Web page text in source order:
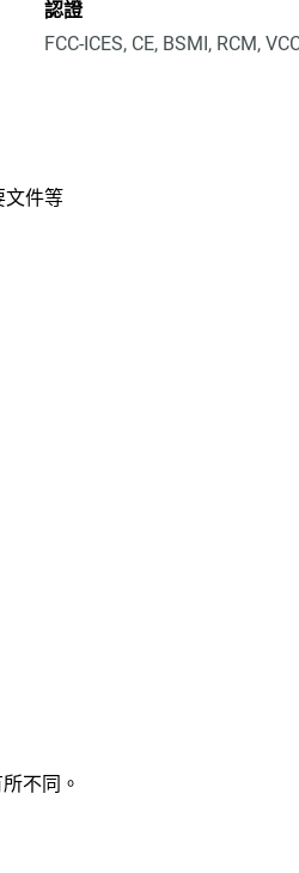
認證
FCC-ICES, CE, BSMI, RCM,
文件等
不同。